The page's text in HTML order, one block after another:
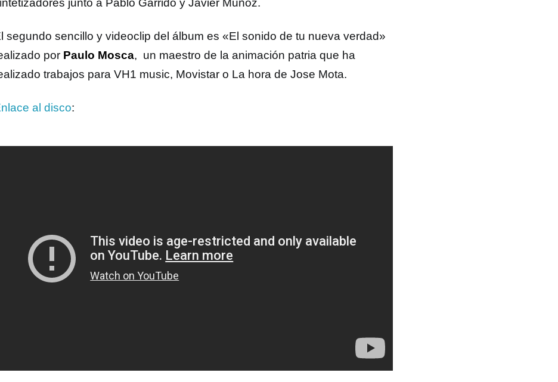
junto a Pablo Garrido y Javier Muñoz.
segundo sencillo y videoclip del álbum es «El sonido de tu nueva verdad»
por Paulo Mosca, un maestro de la animación patria que ha
trabajos para VH1 music, Movistar o La hora de Jose Mota.
al disco: